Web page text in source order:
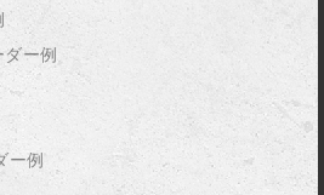
ー例
ー例